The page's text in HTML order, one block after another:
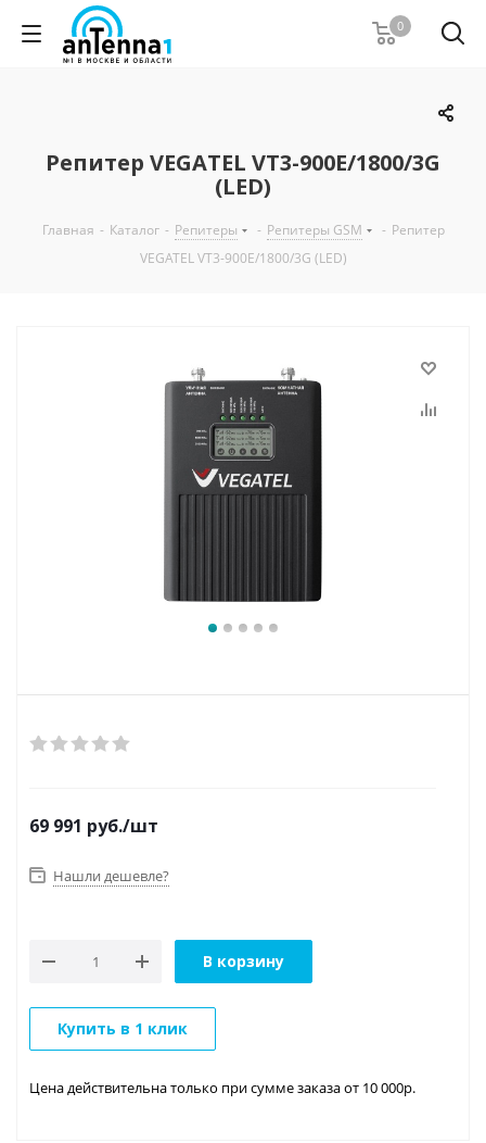
0
Репитер VEGATEL VT3-900E/1800/3G
(LED)
Главная - Каталог - Репитеры - Репитеры GSM - Репитер
VEGATEL VT3-900E/1800/3G (LED)
69 991 руб./шт
Нашли дешевле?
В корзину
Купить в 1 клик
Цена действительна только при сумме заказа от 10 000р.